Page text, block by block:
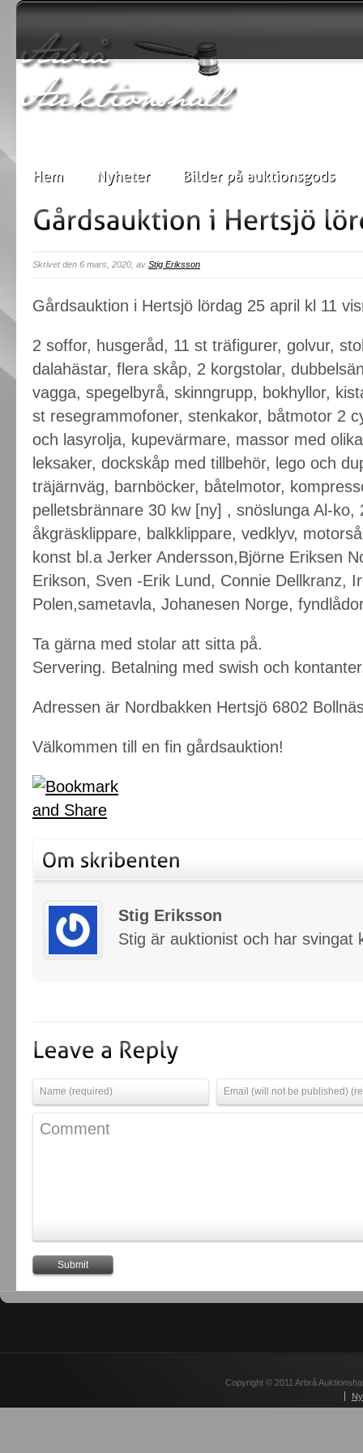
Skrivet den 6 mars, 2020, av Stig Eriksson
Gårdsauktion i Hertsjö lördag 25 april kl 11
2 soffor, husgeråd, 11 st träfigurer, golvur,
dalahästar, flera skåp, 2 korgstolar,
vagga, spegelbyrå, skinngrupp, bokhyllor,
st resegrammofoner, stenkakor, båtmotor 2
och lasyrolja, kupevärmare, massor med
leksaker, dockskåp med tillbehör, lego och
träjärnväg, barnböcker, båtelmotor,
pelletsbrännare 30 kw [ny] , snöslunga Al-
åkgräsklippare, balkklippare, vedklyv,
konst bl.a Jerker Andersson,Björne Eriksen
Erikson, Sven -Erik Lund, Connie Dellkranz,
Polen,sametavla, Johanesen Norge,
Ta gärna med stolar att sitta på.
Servering. Betalning med swish och
Adressen är Nordbakken Hertsjö 6802
Välkommen till en fin gårdsauktion!
Stig Eriksson
Stig är auktionist och har svingat
Copyright © 2011 Arbrå